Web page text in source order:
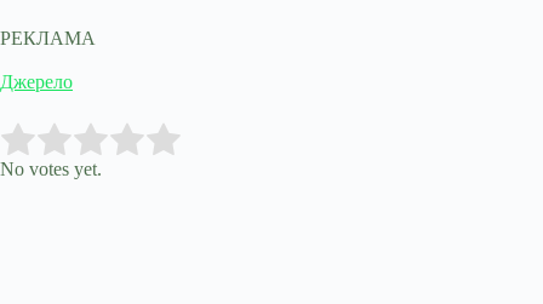
РЕКЛАМА
Джерело
Rate this item:
No votes yet.